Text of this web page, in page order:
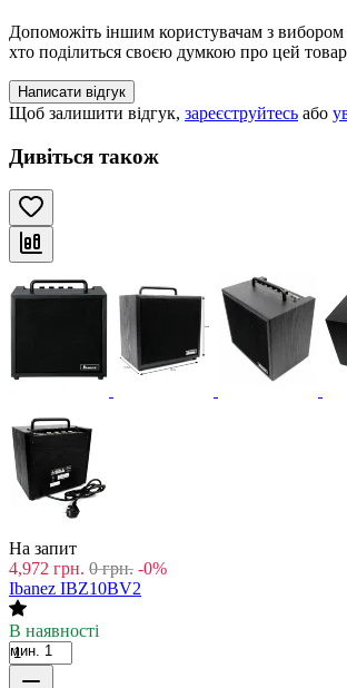
Допоможіть іншим користувачам з
хто поділиться своєю думкою про цей
Написати відгук
Щоб залишити відгук, зареєструйтесь або
Дивіться також
На запит
4,972 грн. 0 грн. -0%
Ibanez IBZ10BV2
В наявності
мин. 1